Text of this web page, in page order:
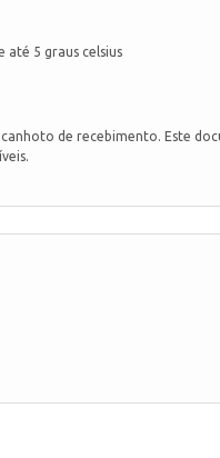
até 5 graus celsius
de recebimento. Este